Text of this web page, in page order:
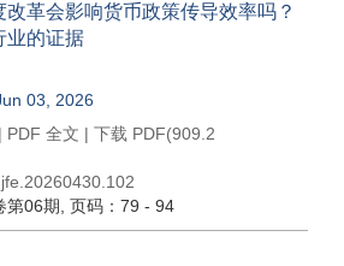
革会影响货币政策传导效率吗？
的证据
03, 2026
| PDF 全文 | 下载 PDF(909.2
第06期 , 页码：79 - 94